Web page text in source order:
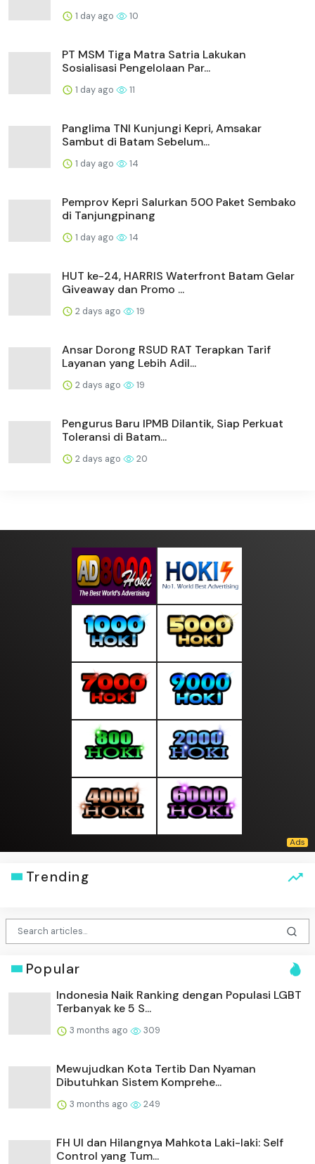
1 day ago 10
PT MSM Tiga Matra Satria Lakukan
Sosialisasi Pengelolaan Par...
1 day ago 11
Panglima TNI Kunjungi Kepri, Amsakar
Sambut di Batam Sebelum...
1 day ago 14
Pemprov Kepri Salurkan 500 Paket Sembako
di Tanjungpinang
1 day ago 14
HUT ke-24, HARRIS Waterfront Batam Gelar
Giveaway dan Promo ...
2 days ago 19
Ansar Dorong RSUD RAT Terapkan Tarif
Layanan yang Lebih Adil...
2 days ago 19
Pengurus Baru IPMB Dilantik, Siap Perkuat
Toleransi di Batam...
2 days ago 20
Trending
Popular
Indonesia Naik Ranking dengan Populasi LGBT
Terbanyak ke 5 S...
3 months ago 309
Mewujudkan Kota Tertib Dan Nyaman
Dibutuhkan Sistem Komprehe...
3 months ago 249
FH UI dan Hilangnya Mahkota Laki-laki: Self
Control yang Tum...